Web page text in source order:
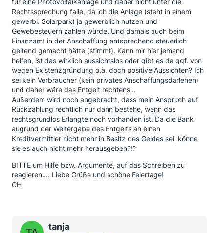
für eine Photovoltaikanlage und daher nicht unter die
Rechtssprechung falle, da ich die Anlage (steht in einem
gewerbl. Solarpark) ja gewerblich nutzen und
Gewebesteuern zahlen würde. Und damals auch beim
Finanzamt in der Anschaffung entsprechend steuerlich
geltend gemacht hätte (stimmt). Kann mir hier jemand
helfen, ist das wirklich aussichtslos oder gibt es da ggf. von
wegen Existenzgründung o.ä. doch positive Aussichten? Ich
sei kein Verbraucher (kein privates Anschaffungsdarlehen)
und daher wäre das Entgelt rechtens...
Außerdem wird noch angebracht, dass mein Anspruch auf
Rückzahlung rechtlich nur dann bestehe, wenn das
rechtsgrundlos Erlangte noch vorhanden ist. Da die Bank
augrund der Weitergabe des Entgelts an einen
Kreditvermittler nicht mehr in Besitz des Geldes sei, könne
sie es auch nicht mehr herausgeben?!?
BITTE um Hilfe bzw. Argumente, auf das Schreiben zu
reagieren.... Liebe Grüße und schöne Feiertage!
CH
tanja